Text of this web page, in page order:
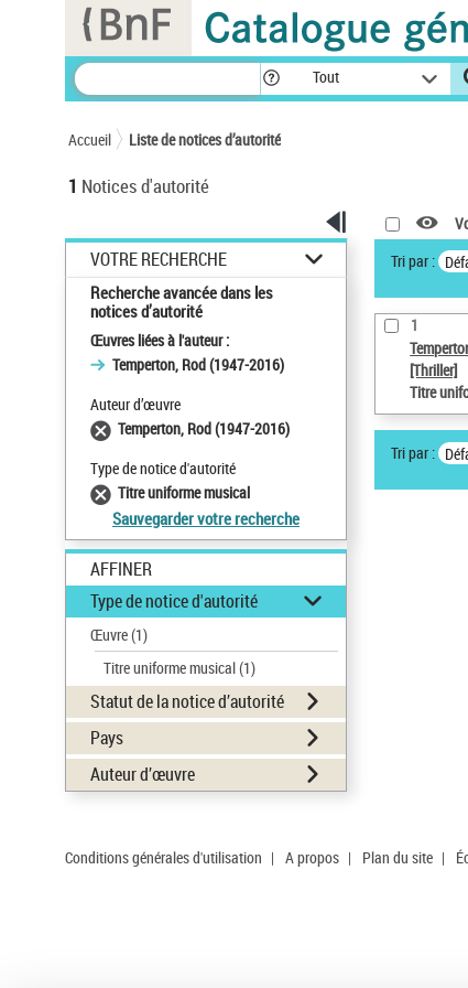
Tout
Accueil Liste de notices d’autorité
1 Notices d'autorité
VOTRE RECHERCHE
Recherche avancée dans les
notices d’autorité
Œuvres liées à l'auteur :
Temperton, Rod (1947-2016)
Auteur d’œuvre
Temperton, Rod (1947-2016)
Type de notice d'autorité
Titre uniforme musical
Sauvegarder votre recherche
AFFINER
Type de notice d'autorité
Œuvre(1)
Titre uniforme musical(1)
Statut de la notice d’autorité
Pays
Auteur d’œuvre
Tri par :
1
[Thriller]
Titre
Tri par :
Conditions générales d'utilisation | A propos | Plan du site |
Panneau de gestion des cookies